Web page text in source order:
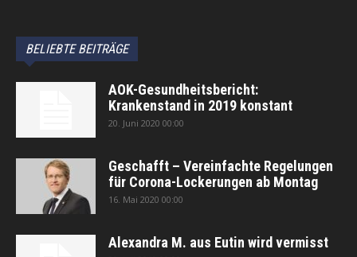
BELIEBTE BEITRÄGE
AOK-Gesundheitsbericht:
Krankenstand in 2019 konstant
20. Juni 2020 00:00
Geschafft – Vereinfachte Regelungen
für Corona-Lockerungen ab Montag
16. Mai 2020 00:00
Alexandra M. aus Eutin wird vermisst